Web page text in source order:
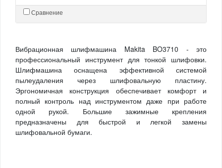
Сравнение
Вибрационная шлифмашина Makita BO3710 - это
профессиональный инструмент для тонкой шлифовки.
Шлифмашина оснащена эффективной системой
пылеудаления через шлифовальную пластину.
Эргономичная конструкция обеспечивает комфорт и
полный контроль над инструментом даже при работе
одной рукой. Большие зажимные крепления
предназначены для быстрой и легкой замены
шлифовальной бумаги.